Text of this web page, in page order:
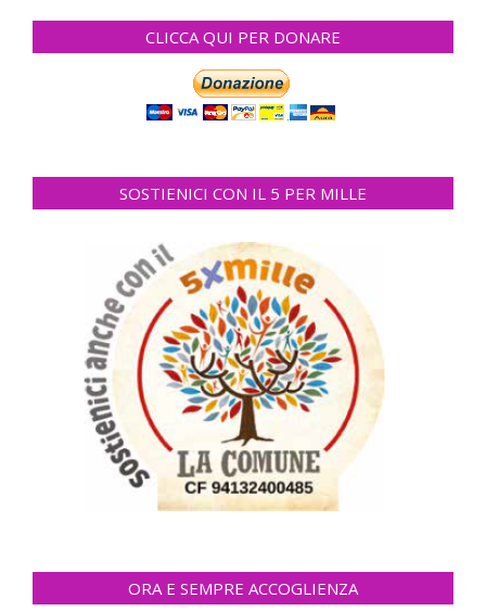
CLICCA QUI PER DONARE
SOSTIENICI CON IL 5 PER MILLE
ORA E SEMPRE ACCOGLIENZA